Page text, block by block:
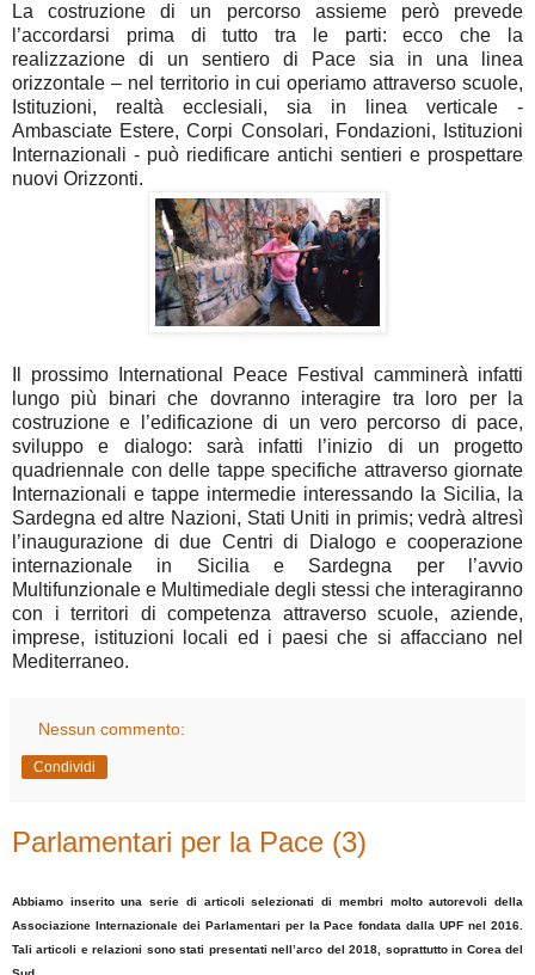
La costruzione di un percorso assieme però prevede
l’accordarsi prima di tutto tra le parti: ecco che la
realizzazione di un sentiero di Pace sia in una linea
orizzontale – nel territorio in cui operiamo attraverso scuole,
Istituzioni, realtà ecclesiali, sia in linea verticale -
Ambasciate Estere, Corpi Consolari, Fondazioni, Istituzioni
Internazionali - può riedificare antichi sentieri e prospettare
nuovi Orizzonti.
Il prossimo International Peace Festival camminerà infatti
lungo più binari che dovranno interagire tra loro per la
costruzione e l’edificazione di un vero percorso di pace,
sviluppo e dialogo: sarà infatti l’inizio di un progetto
quadriennale con delle tappe specifiche attraverso giornate
Internazionali e tappe intermedie interessando la Sicilia, la
Sardegna ed altre Nazioni, Stati Uniti in primis; vedrà altresì
l’inaugurazione di due Centri di Dialogo e cooperazione
internazionale in Sicilia e Sardegna per l’avvio
Multifunzionale e Multimediale degli stessi che interagiranno
con i territori di competenza attraverso scuole, aziende,
imprese, istituzioni locali ed i paesi che si affacciano nel
Mediterraneo.
Nessun commento:
Condividi
Parlamentari per la Pace (3)
Abbiamo inserito una serie di articoli selezionati di membri molto autorevoli della
Associazione Internazionale dei Parlamentari per la Pace fondata dalla UPF nel 2016.
Tali articoli e relazioni sono stati presentati nell’arco del 2018, soprattutto in Corea del